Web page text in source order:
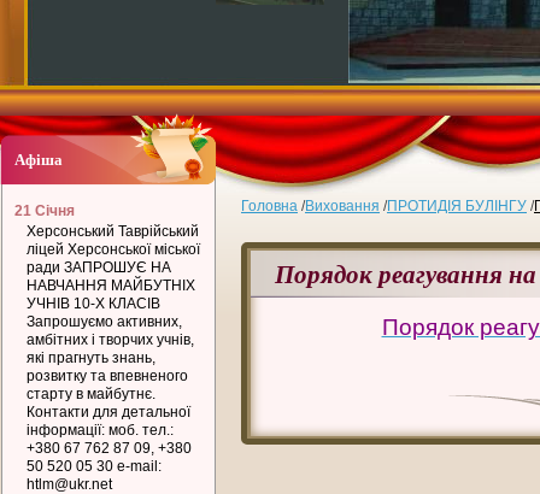
Головна /Виховання /ПРОТИДІЯ БУЛІНГУ /
Порядок реагування на
Порядок
Афіша
21 Січня
Херсонський Таврійський
ліцей Херсонської міської
ради ЗАПРОШУЄ НА
НАВЧАННЯ МАЙБУТНІХ
УЧНІВ 10-Х КЛАСІВ
Запрошуємо активних,
амбітних і творчих учнів,
які прагнуть знань,
розвитку та впевненого
старту в майбутнє.
Контакти для детальної
інформації: моб. тел.:
+380 67 762 87 09, +380
50 520 05 30 e-mail:
htlm@ukr.net